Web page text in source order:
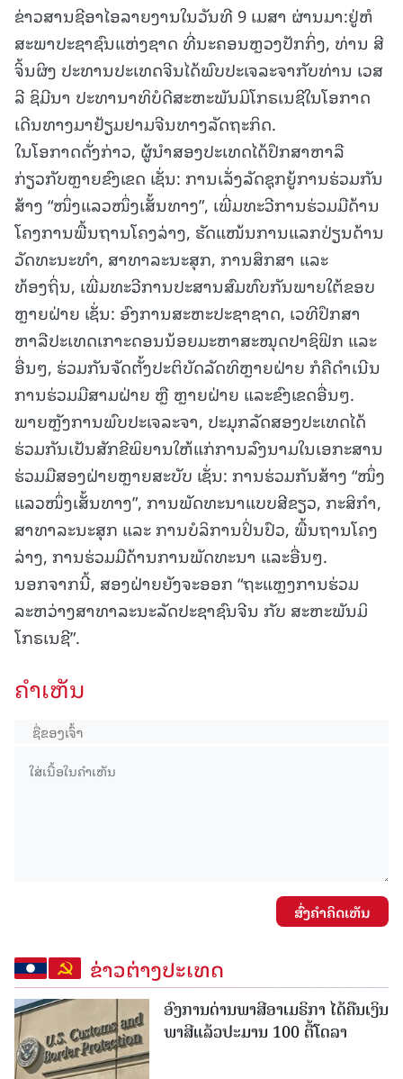
ຂ່າວສານຊີອາໄອລາຍງານໃນວັນທີ 9 ເມສາ ຜ່ານມາ:ຢູ່ຫໍ
ສະພາປະຊາຊົນແຫ່ງຊາດ ທີ່ນະຄອນຫຼວງປັກກິ່ງ, ທ່ານ ສີ
ຈິ້ນຜິງ ປະທານປະເທດຈີນໄດ້ພົບປະເຈລະຈາກັບທ່ານ ເວສ
ລີ ຊິມີນາ ປະທານາທິບໍດີສະຫະພັນມິໂກຣເນຊີໃນໂອກາດ
ເດີນທາງມາຢ້ຽມຢາມຈີນທາງລັດຖະກິດ.
ໃນໂອກາດດັ່ງກ່າວ, ຜູ້ນໍາສອງປະເທດໄດ້ປຶກສາຫາລື
ກ່ຽວກັບຫຼາຍຂົງເຂດ ເຊັ່ນ: ການເລັ່ງລັດຊຸກຍູ້ການຮ່ວມກັນ
ສ້າງ “ໜຶ່ງແລວໜຶ່ງເສັ້ນທາງ”, ເພີ່ມທະວີການຮ່ວມມືດ້ານ
ໂຄງການພື້ນຖານໂຄງລ່າງ, ຮັດແໜ້ນການແລກປ່ຽນດ້ານ
ວັດທະນະທໍາ, ສາທາລະນະສຸກ, ການສຶກສາ ແລະ
ທ້ອງຖິ່ນ, ເພີ່ມທະວີການປະສານສົມທົບກັນພາຍໃຕ້ຂອບ
ຫຼາຍຝ່າຍ ເຊັ່ນ: ອົງການສະຫະປະຊາຊາດ, ເວທີປຶກສາ
ຫາລືປະເທດເກາະດອນນ້ອຍມະຫາສະໝຸດປາຊິຟິກ ແລະ
ອື່ນໆ, ຮ່ວມກັນຈັດຕັ້ງປະຕິບັດລັດທິຫຼາຍຝ່າຍ ກໍຄືດໍາເນີນ
ການຮ່ວມມືສາມຝ່າຍ ຫຼື ຫຼາຍຝ່າຍ ແລະຂົງເຂດອື່ນໆ.
ພາຍຫຼັງການພົບປະເຈລະຈາ, ປະມຸກລັດສອງປະເທດໄດ້
ຮ່ວມກັນເປັນສັກຂີພິຍານໃຫ້ແກ່ການລົງນາມໃນເອກະສານ
ຮ່ວມມືສອງຝ່າຍຫຼາຍສະບັບ ເຊັ່ນ: ການຮ່ວມກັນສ້າງ “ໜຶ່ງ
ແລວໜຶ່ງເສັ້ນທາງ”, ການພັດທະນາແບບສີຂຽວ, ກະສິກໍາ,
ສາທາລະນະສຸກ ແລະ ການບໍລິການປິ່ນປົວ, ພື້ນຖານໂຄງ
ລ່າງ, ການຮ່ວມມືດ້ານການພັດທະນາ ແລະອື່ນໆ.
ນອກຈາກນີ້, ສອງຝ່າຍຍັງຈະອອກ “ຖະແຫຼງການຮ່ວມ
ລະຫວ່າງສາທາລະນະລັດປະຊາຊົນຈີນ ກັບ ສະຫະພັນມິ
ໂກຣເນຊີ”.
ຄໍາເຫັນ
ສົ່ງຄໍາຄິດເຫັນ
ຂ່າວຕ່າງປະເທດ
ອົງການດ່ານພາສີອາເມຣິກາ ໄດ້ຄືນເງິນ
ພາສີແລ້ວປະມານ 100 ຕື້ໂດລາ